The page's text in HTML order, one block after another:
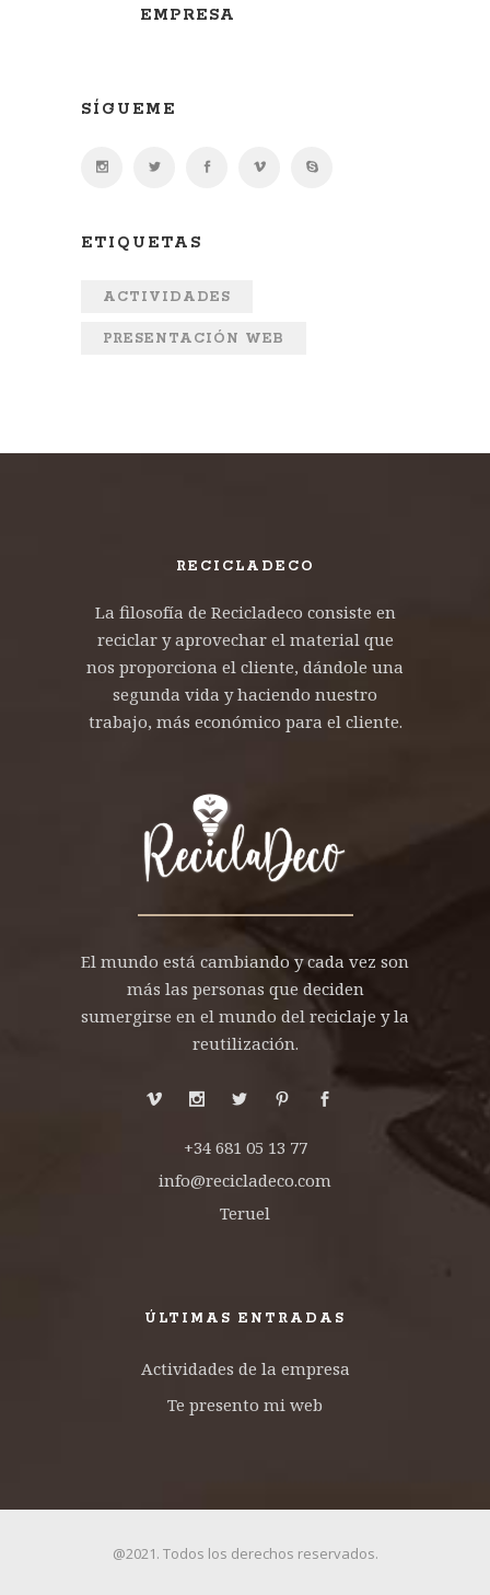
EMPRESA
SÍGUEME
ETIQUETAS
ACTIVIDADES
PRESENTACIÓN WEB
RECICLADECO
La filosofía de Recicladeco consiste en
reciclar y aprovechar el material que
nos proporciona el cliente, dándole una
segunda vida y haciendo nuestro
trabajo, más económico para el cliente.
El mundo está cambiando y cada vez son
más las personas que deciden
sumergirse en el mundo del reciclaje y la
reutilización.
+34 681 05 13 77
info@recicladeco.com
Teruel
ÚLTIMAS ENTRADAS
Actividades de la empresa
Te presento mi web
@2021. Todos los derechos reservados.